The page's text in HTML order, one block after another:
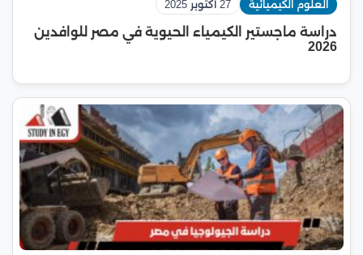
العلوم الكيميائية 27 أكتوبر 2025
دراسة ماجستير الكيمياء الحيوية في مصر للوافدين
2026